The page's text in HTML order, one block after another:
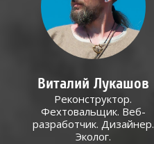
Виталий Лукашов
Реконструктор.
Фехтовальщик. Веб-
разработчик. Дизайнер.
Эколог.